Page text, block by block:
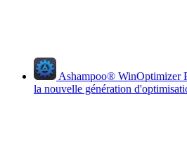
Ashampoo® WinOptimizer
la nouvelle génération